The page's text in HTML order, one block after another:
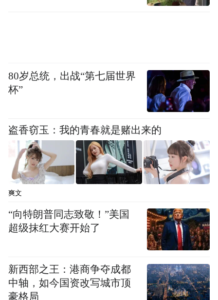
每次季节变换都会让人想要在造型上做点小
变化，那何不就让发色和穿搭来一场有趣的
碰撞？不只Dua Lipa，还有好多明星都在玩
80岁总统，出战“第七届世界
杯”
盗香窃玉：我的青春就是赌出来的
爽文
“向特朗普同志致敬！”美国
超级抹红大赛开始了
新西部之王：港商争夺成都
中轴，如今国资改写城市顶
豪格局